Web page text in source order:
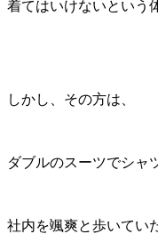
着てはいけないという
しかし、その方は、
ダブルのスーツでシャ
社内を颯爽と歩いてい